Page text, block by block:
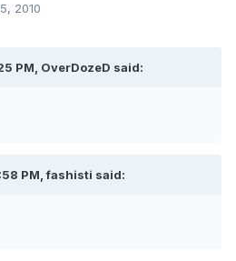
2010
PM, OverDozeD said:
PM, fashisti said: